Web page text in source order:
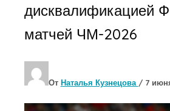
дисквалификацией
матчей ЧМ-2026
От Наталья Кузнецова / 7